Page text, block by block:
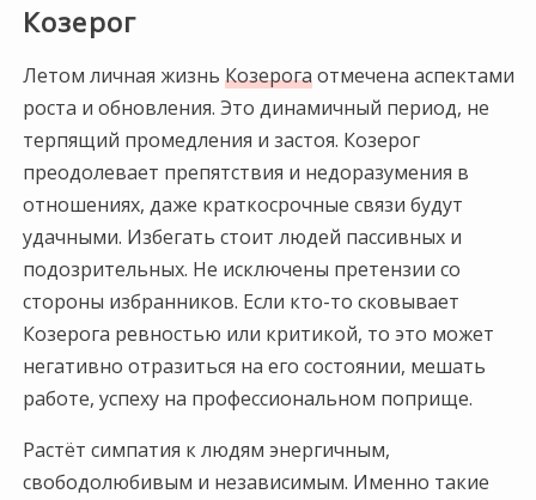
Козерог
Летом личная жизньКозерогаотмечена аспектами
роста и обновления. Это динамичный период, не
терпящий промедления и застоя. Козерог
преодолевает препятствия и недоразумения в
отношениях, даже краткосрочные связи будут
удачными. Избегать стоит людей пассивных и
подозрительных. Не исключены претензии со
стороны избранников. Если кто-то сковывает
Козерога ревностью или критикой, то это может
негативно отразиться на его состоянии, мешать
работе, успеху на профессиональном поприще.
Растёт симпатия к людям энергичным,
свободолюбивым и независимым. Именно такие